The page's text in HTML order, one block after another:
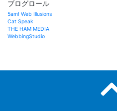
ブログロール
5am! Web Illusions
Cat Speak
THE HAM MEDIA
WebbingStudio